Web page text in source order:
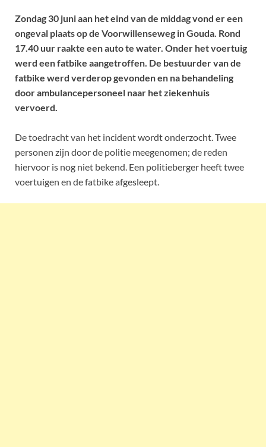
Zondag 30 juni aan het eind van de middag vond er een
ongeval plaats op de Voorwillenseweg in Gouda. Rond
17.40 uur raakte een auto te water. Onder het voertuig
werd een fatbike aangetroffen. De bestuurder van de
fatbike werd verderop gevonden en na behandeling
door ambulancepersoneel naar het ziekenhuis
vervoerd.
De toedracht van het incident wordt onderzocht. Twee
personen zijn door de politie meegenomen; de reden
hiervoor is nog niet bekend. Een politieberger heeft twee
voertuigen en de fatbike afgesleept.